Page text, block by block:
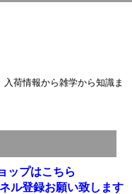
荷情報から雑学から知識ま
ップはこちら
ル登録お願い致します